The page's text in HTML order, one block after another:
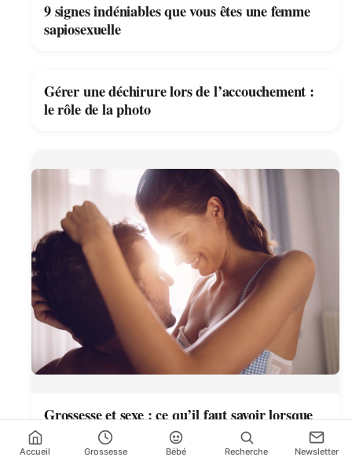
9 signes indéniables que vous êtes une femme
sapiosexuelle
Gérer une déchirure lors de l’accouchement :
le rôle de la photo
Grossesse et sexe : ce qu’il faut savoir lorsque
vous êtes enceinte
Accueil Grossesse Bébé Recherche Newsletter